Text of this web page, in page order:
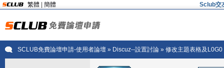
繁體 簡體 Sclub交
SCLUB免費論壇申請-使用者論壇» Discuz--設置討論» 修改主題表格及L0G0